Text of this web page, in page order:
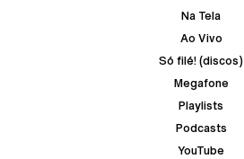
Na Tela
Ao Vivo
Só filé! (discos)
Megafone
Playlists
Podcasts
YouTube